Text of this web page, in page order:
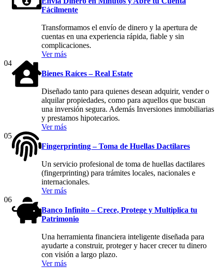
Fácilmente
Transformamos el envío de dinero y la apertura de
cuentas en una experiencia rápida, fiable y sin
complicaciones.
Ver más
04
Bienes Raíces – Real Estate
Diseñado tanto para quienes desean adquirir, vender o
alquilar propiedades, como para aquellos que buscan
una inversión segura. Además Inversiones inmobiliarias
y prestamos hipotecarios.
Ver más
05
Fingerprinting – Toma de Huellas Dactilares
Un servicio profesional de toma de huellas dactilares
(fingerprinting) para trámites locales, nacionales e
internacionales.
Ver más
06
Banco Infinito – Crece, Protege y Multiplica tu
Patrimonio
Una herramienta financiera inteligente diseñada para
ayudarte a construir, proteger y hacer crecer tu dinero
con visión a largo plazo.
Ver más